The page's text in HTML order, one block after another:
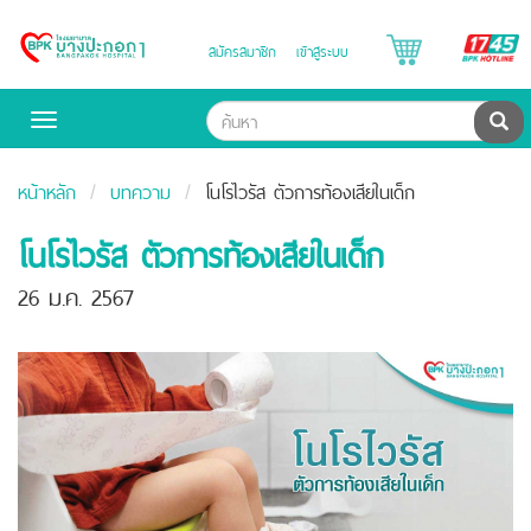
Bangpakok
สมัครสมาชิก เข้าสู่ระบบ
Toggle
ค้น
หน้าหลัก บทความ โนโรไวรัส ตัวการท้องเสียในเด็ก
โนโรไวรัส ตัวการท้องเสียในเด็ก
26 ม.ค. 2567